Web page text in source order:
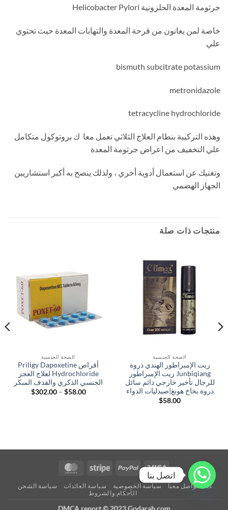
جرثومة المعدة الحلزونية Helicobacter Pylori
خاصة لمن يعانون من قرحة المعدة والتهابات المعدة حيث تحتوي
علي
bismuth subcitrate potassium
metronidazole
tetracycline hydrochloride
وهذه التركيبة بنطام العلاج الثلاثي تعمل معا ك بروتوكول متكامل
علي التخفيف من اعراض جرثومة المعدة
وتغنيك عن استعمال أدوية أخري ، ولذلك ينصح به أكبر استشاريين
الجهاز الهضمي
منتجات ذات صلة
الصحة الجنسية
زيت الإمبراطور الهندي ذروة
Junbiqiang زيت الإمبراطور
للرجال تأخير خارجي دائم سائل
ذروة بخاخ هونغ|صيدليات الدواء
$58.00
الصحة الجنسية
أقراص Priligy Dapoxetine
Hydrochloride لعلاج العجز
الجنسي الذكري والقذف المبكر
$58.00
–
$302.00
Visa
PayPal
Stripe
عنا تواصل معنا سياسة الخصوصية سياسة العائدات
سياسة الشحن
الأحكام والشروط
DMCA report © 2023 Godarab.com
اتصل بنا